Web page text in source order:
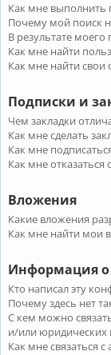
Как мне
Почему мой поиск
В результате
Как мне найти
Как мне найти
Подписки и
Чем закладки
Как мне сделать
Как мне
Как мне отказаться
Вложения
Какие вложения
Как мне найти мои
Информация о
Кто написал эту
Почему здесь нет
С кем можно
и/или юридических
Как мне связаться